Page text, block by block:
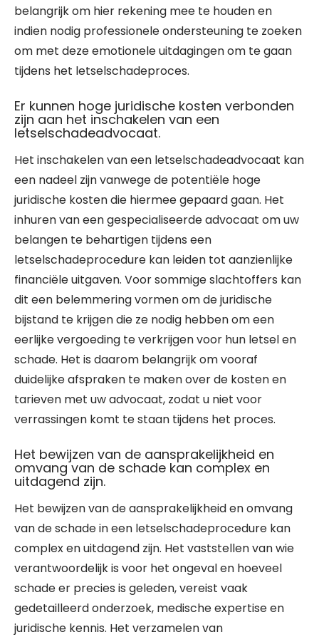
belangrijk om hier rekening mee te houden en
indien nodig professionele ondersteuning te zoeken
om met deze emotionele uitdagingen om te gaan
tijdens het letselschadeproces.
Er kunnen hoge juridische kosten verbonden
zijn aan het inschakelen van een
letselschadeadvocaat.
Het inschakelen van een letselschadeadvocaat kan
een nadeel zijn vanwege de potentiële hoge
juridische kosten die hiermee gepaard gaan. Het
inhuren van een gespecialiseerde advocaat om uw
belangen te behartigen tijdens een
letselschadeprocedure kan leiden tot aanzienlijke
financiële uitgaven. Voor sommige slachtoffers kan
dit een belemmering vormen om de juridische
bijstand te krijgen die ze nodig hebben om een
eerlijke vergoeding te verkrijgen voor hun letsel en
schade. Het is daarom belangrijk om vooraf
duidelijke afspraken te maken over de kosten en
tarieven met uw advocaat, zodat u niet voor
verrassingen komt te staan tijdens het proces.
Het bewijzen van de aansprakelijkheid en
omvang van de schade kan complex en
uitdagend zijn.
Het bewijzen van de aansprakelijkheid en omvang
van de schade in een letselschadeprocedure kan
complex en uitdagend zijn. Het vaststellen van wie
verantwoordelijk is voor het ongeval en hoeveel
schade er precies is geleden, vereist vaak
gedetailleerd onderzoek, medische expertise en
juridische kennis. Het verzamelen van